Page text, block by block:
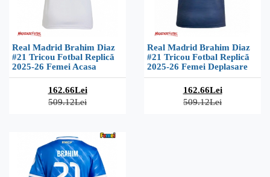
Real Madrid Brahim Diaz
#21 Tricou Fotbal Replică
2025-26 Femei Acasa
162.66Lei
509.12Lei
Real Madrid Brahim Diaz
#21 Tricou Fotbal Replică
2025-26 Femei Deplasare
162.66Lei
509.12Lei